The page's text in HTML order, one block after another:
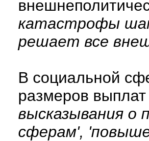
катастрофы
решает все
В социальной
размеров
высказывания о
сферам',